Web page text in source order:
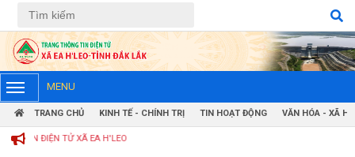
Tiếng Việt Tiếng Anh
MENU
TRANG CHỦ KINH TẾ - CHÍNH TRỊ TIN HOẠT ĐỘNG VĂN HÓA - XÃ
TỬ XÃ EA H'LEO